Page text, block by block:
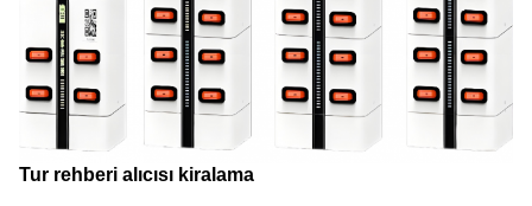
Tur rehberi alıcısı kiralama